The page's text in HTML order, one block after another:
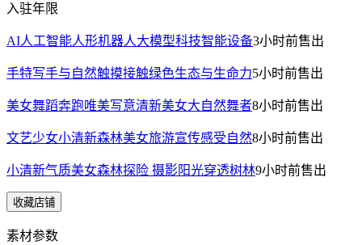
入驻年限
AI人工智能人形机器人大模型科技智能设备3小时前售出
手特写手与自然触摸接触绿色生态与生命力5小时前售出
美女舞蹈奔跑唯美写意清新美女大自然舞者8小时前售出
文艺少女小清新森林美女旅游宣传感受自然8小时前售出
小清新气质美女森林探险 摄影阳光穿透树林9小时前售出
收藏店铺
素材参数